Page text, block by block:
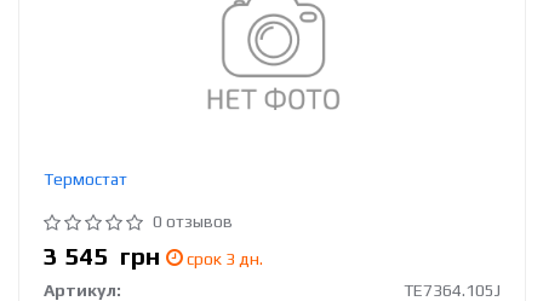
Термостат
0 отзывов
3 545 грн
срок 3 дн.
Артикул:
TE7364.105J